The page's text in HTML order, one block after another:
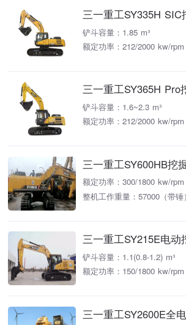
三一重工SY335H SIC
铲斗容量：1.85 m³
额定功率：212/2000 kw/rpm
三一重工SY365H Pro
铲斗容量：1.6~2.3 m³
额定功率：212/2000 kw/rpm
三一重工SY600HB挖
额定功率：300/1800 kw/rpm
整机工作重量：57000（带
三一重工SY215E电动
铲斗容量：1.1(0.8-1.2) m³
额定功率：150/1800 kw/rpm
三一重工SY2600E全